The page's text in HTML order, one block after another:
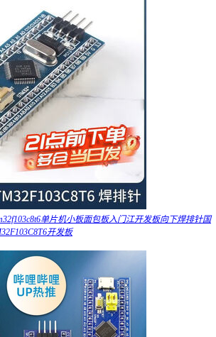
单片机小板面包板入门江开发板向下焊排针国
开发板